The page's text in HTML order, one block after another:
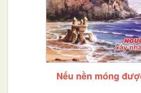
Nếu nền móng